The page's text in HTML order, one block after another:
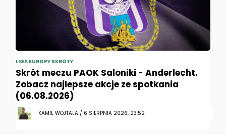
LIGA EUROPY SKRÓTY
Skrót meczu PAOK Saloniki - Anderlecht.
Zobacz najlepsze akcje ze spotkania
(06.08.2026)
KAMIL WOJTALA / 6 SIERPNIA 2026, 23:52